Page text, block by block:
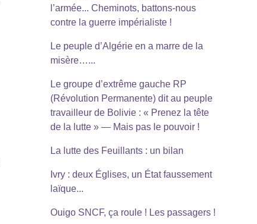
l’armée... Cheminots, battons-nous
contre la guerre impérialiste !
Le peuple d’Algérie en a marre de la
misère…...
Le groupe d’extrême gauche RP
(Révolution Permanente) dit au peuple
travailleur de Bolivie : « Prenez la tête
de la lutte » — Mais pas le pouvoir !
La lutte des Feuillants : un bilan
Ivry : deux Églises, un État faussement
laïque...
Ouigo SNCF, ça roule ! Les passagers !